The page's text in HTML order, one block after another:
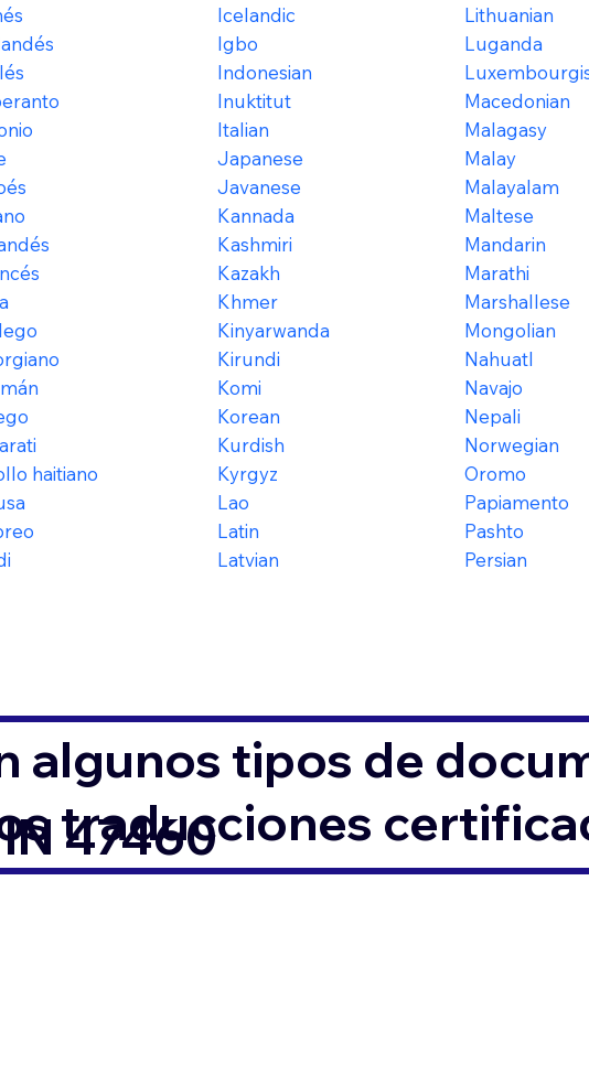
haitiano
Icelandic
Igbo
Indonesian
Inuktitut
Italian
Japanese
Javanese
Kannada
Kashmiri
Kazakh
Khmer
Kinyarwanda
Kirundi
Komi
Korean
Kurdish
Kyrgyz
Lao
Latin
Latvian
Lithuanian
Luganda
Macedonian
Malagasy
Malay
Malayalam
Maltese
Mandarin
Marathi
Marshallese
Mongolian
Nahuatl
Navajo
Nepali
Norwegian
Oromo
Papiamento
Pashto
Persian
algunos tipos de
traducciones
47460